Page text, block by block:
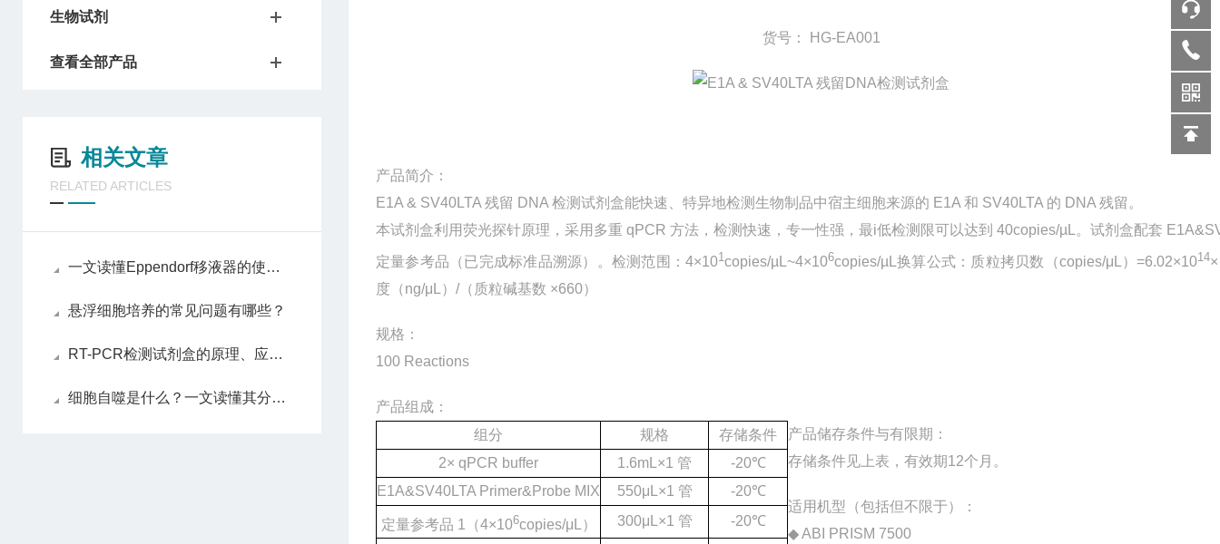
生物试剂
查看全部产品
相关文章
RELATED ARTICLES
一文读懂Eppendorf移液器的使用技巧
悬浮细胞培养的常见问题有哪些？
RT-PCR检测试剂盒的原理、应用及其在现代医学中的重要意义
细胞自噬是什么？一文读懂其分类、机制与功能
货号： HG-EA001
产品简介：
E1A & SV40LTA 残留 DNA 检测试剂盒能快速、特异地检测生物制品中宿主细胞来源的 E1A 和 SV40LTA 的 DNA 残留。
本试剂盒利用荧光探针原理，采用多重 qPCR 方法，检测快速，专一性强，最i低检测限可以达到 40copies/µL。试剂盒配套
定量参考品（已完成标准品溯源）。检测范围：4×101copies/µL~4×106copies/µL换算公式：质粒拷贝数（copies/μL）=6.02×1014
度（ng/μL）/（质粒碱基数 ×660）
规格：
100 Reactions
产品组成：
组分
规格
存储条件
2× qPCR buffer
1.6mL×1 管
-20℃
E1A&SV40LTA Primer&Probe MIX
550μL×1 管 -20℃
定量参考品 1（4×106copies/μL） 300μL×1 管 -20℃
产品储存条件与有限期：
存储条件见上表，有效期12个月。
适用机型（包括但不限于）：
◆ ABI PRISM 7500